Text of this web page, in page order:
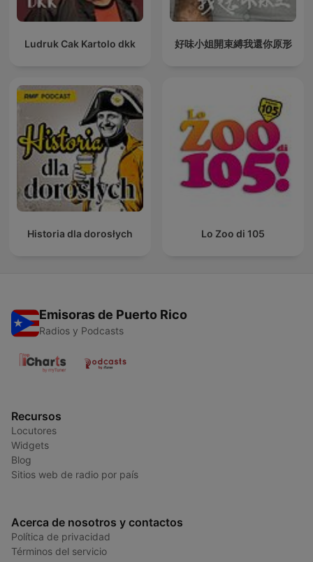
Ludruk Cak Kartolo dkk 好味小姐開束縛我還你原形
Historia dla dorosłych Lo Zoo di 105
Emisoras de Puerto Rico
Radios y Podcasts
Recursos
Locutores
Widgets
Blog
Sitios web de radio por país
Acerca de nosotros y contactos
Política de privacidad
Términos del servicio